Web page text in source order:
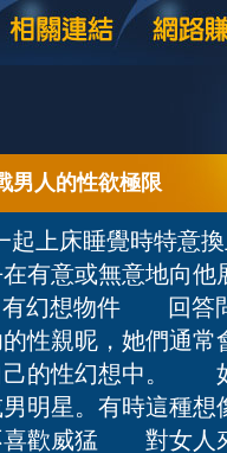
男人的性欲極限
起上床睡覺時特意
有意或無意地向
想物件 回答問
性親昵，她們通
己的性幻想中。
明星。有時這種
威猛 對女人來